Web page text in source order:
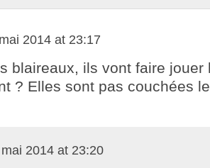
2014 at 23:17
blaireaux, ils vont faire jouer
? Elles sont pas couchées
2014 at 23:20